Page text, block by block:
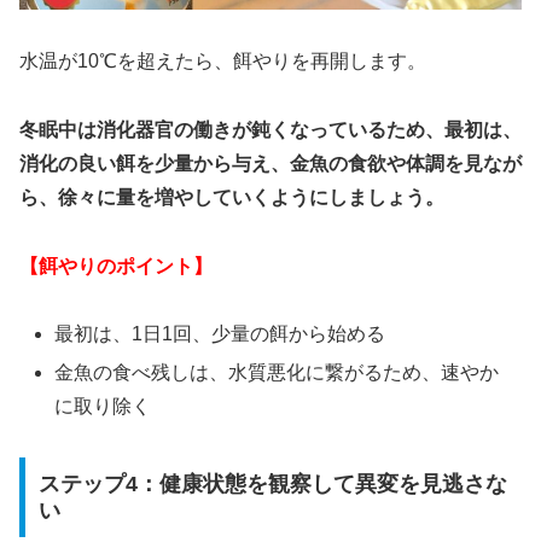
水温が10℃を超えたら、餌やりを再開します。
冬眠中は消化器官の働きが鈍くなっているため、最初は、
消化の良い餌を少量から与え、金魚の食欲や体調を見なが
ら、徐々に量を増やしていくようにしましょう。
【餌やりのポイント】
最初は、1日1回、少量の餌から始める
金魚の食べ残しは、水質悪化に繋がるため、速やか
に取り除く
ステップ4：健康状態を観察して異変を見逃さな
い